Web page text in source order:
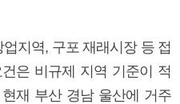
지역, 구포 재래시장 등 접
은 비규제 지역 기준이 적
재 부산 경남 울산에 거주